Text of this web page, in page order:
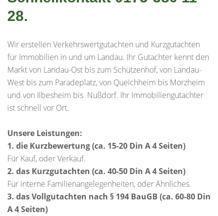
28.
Wir erstellen Verkehrswertgutachten und Kurzgutachten
für Immobilien in und um Landau. Ihr Gutachter kennt den
Markt von Landau-Ost bis zum Schützenhof, von Landau-
West bis zum Paradeplatz, von Queichheim bis Mörzheim
und von Ilbesheim bis Nußdorf. Ihr Immobiliengutachter
ist schnell vor Ort.
Unsere Leistungen:
1. die Kurzbewertung (ca. 15-20 Din A 4 Seiten)
Für Kauf, oder Verkauf.
2. das Kurzgutachten (ca. 40-50 Din A 4 Seiten)
Für interne Familienangelegenheiten, oder Ähnliches.
3. das Vollgutachten nach § 194 BauGB (ca. 60-80 Din
A 4 Seiten)